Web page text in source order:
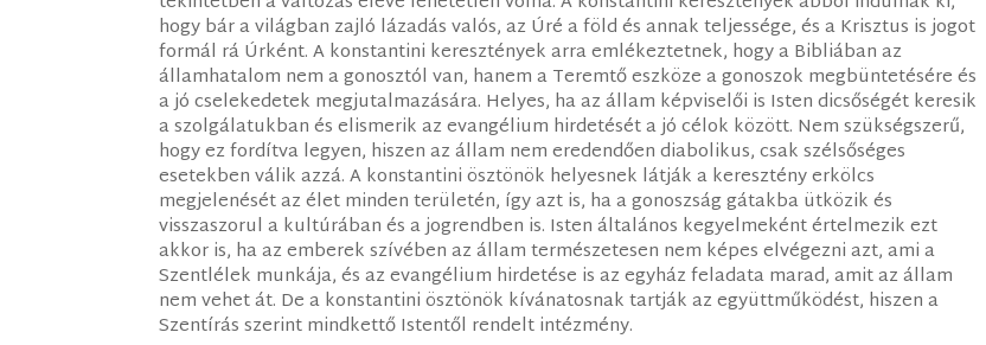
hogy bár a világban zajló lázadás valós, az Úré a föld és annak teljessége, és a Krisztus is jogot
formál rá Úrként. A konstantini keresztények arra emlékeztetnek, hogy a Bibliában az
államhatalom nem a gonosztól van, hanem a Teremtő eszköze a gonoszok megbüntetésére és
a jó cselekedetek megjutalmazására. Helyes, ha az állam képviselői is Isten dicsőségét keresik
a szolgálatukban és elismerik az evangélium hirdetését a jó célok között. Nem szükségszerű,
hogy ez fordítva legyen, hiszen az állam nem eredendően diabolikus, csak szélsőséges
esetekben válik azzá. A konstantini ösztönök helyesnek látják a keresztény erkölcs
megjelenését az élet minden területén, így azt is, ha a gonoszság gátakba ütközik és
visszaszorul a kultúrában és a jogrendben is. Isten általános kegyelmeként értelmezik ezt
akkor is, ha az emberek szívében az állam természetesen nem képes elvégezni azt, ami a
Szentlélek munkája, és az evangélium hirdetése is az egyház feladata marad, amit az állam
nem vehet át. De a konstantini ösztönök kívánatosnak tartják az együttműködést, hiszen a
Szentírás szerint mindkettő Istentől rendelt intézmény.